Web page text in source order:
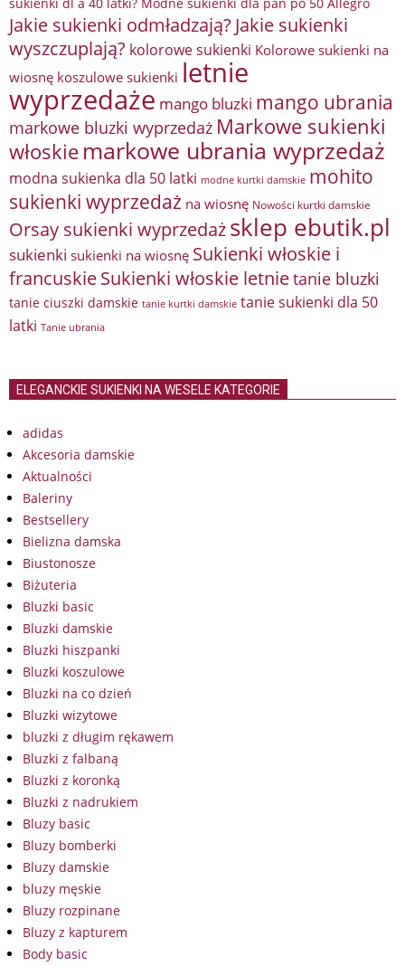
sukienki dl a 40 latki? Modne sukienki dla pań po 50 Allegro
Jakie sukienki odmładzają? Jakie sukienki
wyszczuplają? kolorowe sukienki Kolorowe sukienki na
wiosnę koszulowe sukienki letnie
wyprzedaże mango bluzki mango ubrania
markowe bluzki wyprzedaż Markowe sukienki
włoskie markowe ubrania wyprzedaż
modna sukienka dla 50 latki modne kurtki damskie mohito
sukienki wyprzedaż na wiosnę Nowości kurtki damskie
Orsay sukienki wyprzedażsklep ebutik.pl
sukienki sukienki na wiosnę Sukienki włoskie i
francuskieSukienki włoskie letnietanie bluzki
tanie ciuszki damskie tanie kurtki damskie tanie sukienki dla 50
latki Tanie ubrania
ELEGANCKIE SUKIENKI NA WESELE KATEGORIE
adidas
Akcesoria damskie
Aktualności
Baleriny
Bestsellery
Bielizna damska
Biustonosze
Biżuteria
Bluzki basic
Bluzki damskie
Bluzki hiszpanki
Bluzki koszulowe
Bluzki na co dzień
Bluzki wizytowe
bluzki z długim rękawem
Bluzki z falbaną
Bluzki z koronką
Bluzki z nadrukiem
Bluzy basic
Bluzy bomberki
Bluzy damskie
bluzy męskie
Bluzy rozpinane
Bluzy z kapturem
Body basic